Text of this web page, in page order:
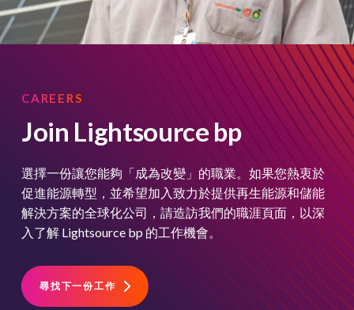
CAREERS
Join Lightsource bp
選擇一份讓您能夠「成為改變」的職業。如果您熱衷於
促進能源轉型，並希望加入致力於提供再生能源和儲能
解決方案的全球化公司，請造訪我們的職涯頁面，以深
入了解 Lightsource bp 的工作機會。
尋找下一份工作